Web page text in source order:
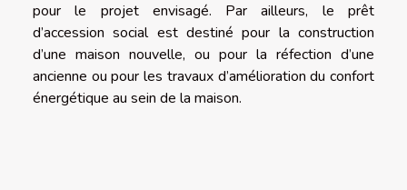
pour le projet envisagé. Par ailleurs, le prêt
d’accession social est destiné pour la construction
d’une maison nouvelle, ou pour la réfection d’une
ancienne ou pour les travaux d’amélioration du confort
énergétique au sein de la maison.